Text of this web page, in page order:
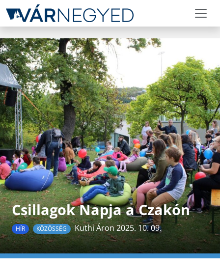
Csillagok Napja a Czakón
HÍR KÖZÖSSÉG Kuthi Áron 2025. 10. 09.